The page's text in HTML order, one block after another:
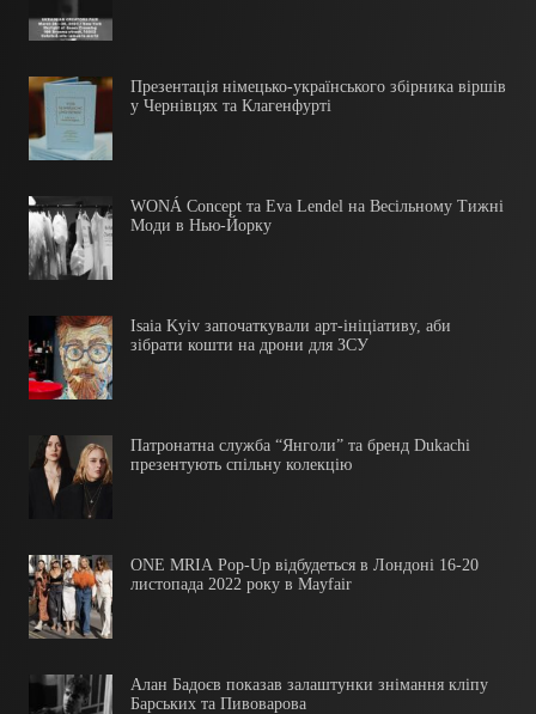
Презентація німецько-українського збірника віршів
у Чернівцях та Клагенфурті
WONÁ Concept та Eva Lendel на Весільному Тижні
Моди в Нью-Йорку
Isaia Kyiv започаткували арт-ініціативу, аби
зібрати кошти на дрони для ЗСУ
Патронатна служба “Янголи” та бренд Dukachi
презентують спільну колекцію
ONE MRIA Pop-Up відбудеться в Лондоні 16-20
листопада 2022 року в Mayfair
Алан Бадоєв показав залаштунки знімання кліпу
Барських та Пивоварова